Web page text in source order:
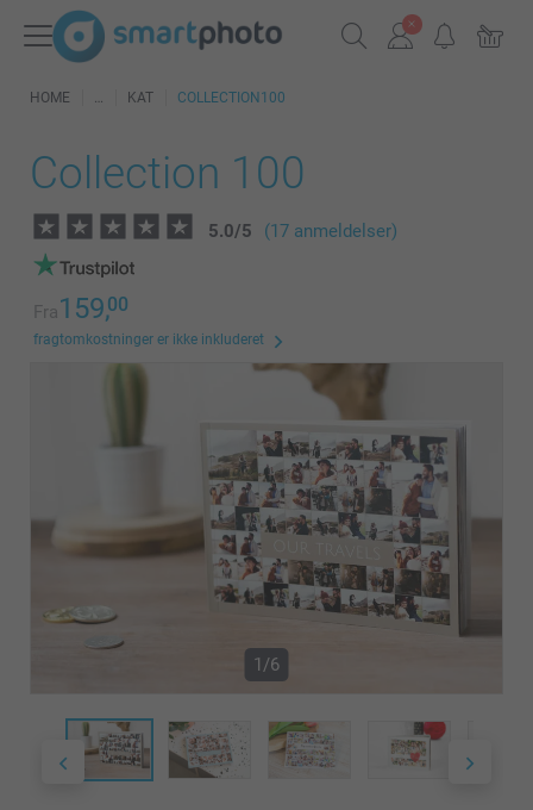
HOME KAT COLLECTION100
Collection 100
5.0/5 (17 anmeldelser)
Fra159,00
fragtomkostninger er ikke inkluderet
1/6